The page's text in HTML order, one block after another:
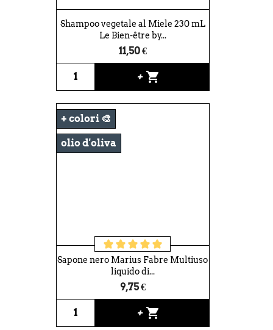
Shampoo vegetale al Miele 230 mL
Le Bien-être by...
11,50 €
+ shopping_cart
Sapone nero Marius Fabre Multiuso
liquido di...
9,75 €
+ shopping_cart
+ colori 🎨
olio d'oliva